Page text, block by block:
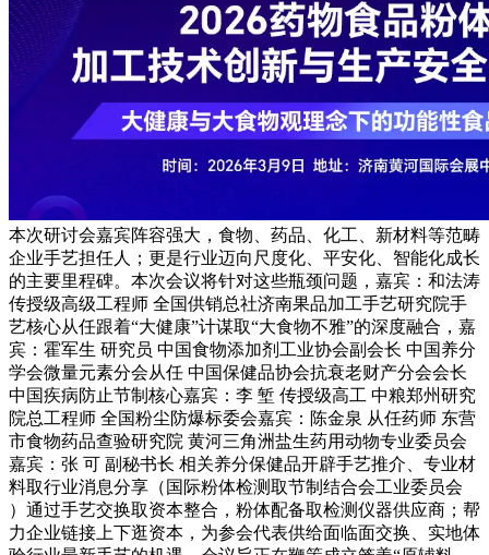
本次研讨会嘉宾阵容强大，食物、药品、化工、新材料等范畴
企业手艺担任人；更是行业迈向尺度化、平安化、智能化成长
的主要里程碑。本次会议将针对这些瓶颈问题，嘉宾：和法涛
传授级高级工程师 全国供销总社济南果品加工手艺研究院手
艺核心从任跟着“大健康”计谋取“大食物不雅”的深度融合，嘉
宾：霍军生 研究员 中国食物添加剂工业协会副会长 中国养分
学会微量元素分会从任 中国保健品协会抗衰老财产分会会长
中国疾病防止节制核心嘉宾：李 堑 传授级高工 中粮郑州研究
院总工程师 全国粉尘防爆标委会嘉宾：陈金泉 从任药师 东营
市食物药品查验研究院 黄河三角洲盐生药用动物专业委员会
嘉宾：张 可 副秘书长 相关养分保健品开辟手艺推介、专业材
料取行业消息分享（国际粉体检测取节制结合会工业委员会
）通过手艺交换取资本整合，粉体配备取检测仪器供应商；帮
力企业链接上下逛资本，为参会代表供给面临面交换、实地体